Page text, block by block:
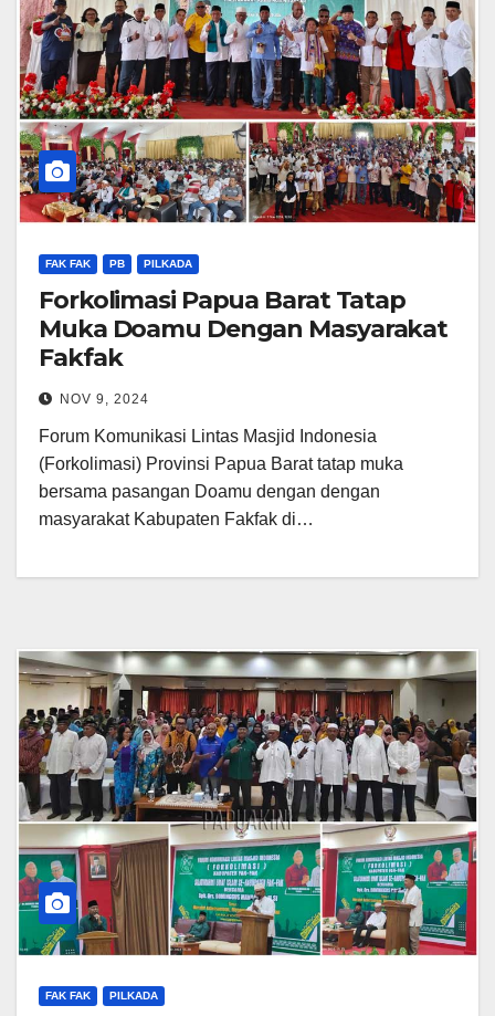
FAK FAK PB PILKADA
Forkolimasi Papua Barat Tatap
Muka Doamu Dengan Masyarakat
Fakfak
NOV 9, 2024
Forum Komunikasi Lintas Masjid Indonesia
(Forkolimasi) Provinsi Papua Barat tatap muka
bersama pasangan Doamu dengan dengan
masyarakat Kabupaten Fakfak di…
FAK FAK PILKADA